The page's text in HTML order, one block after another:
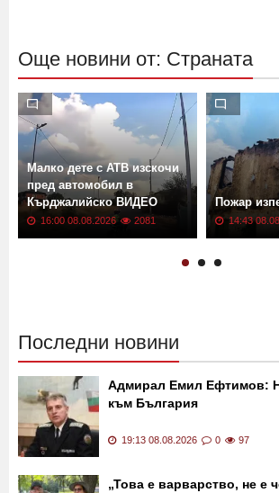
Още новини от: Страната
Малко дете с АТВ изскочи
пред автомобил в
Кърджалийско ВИДЕО
16:00 08.08.2026 2081
Пожар
14:43
Последни новини
Адмирал Емил Ефтимов:
към България
19:13 08.08.2026 0 97
„Това е варварство, не е